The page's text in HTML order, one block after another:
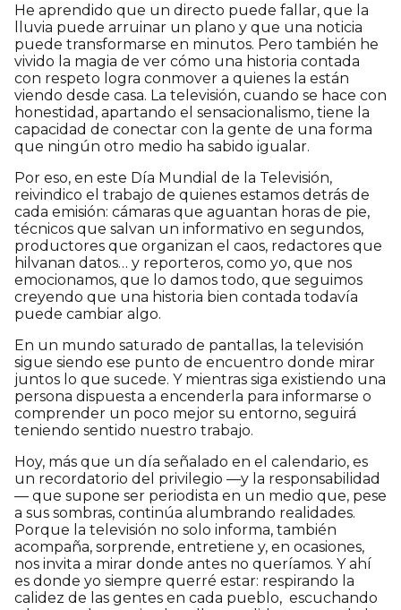
He aprendido que un directo puede fallar, que la
lluvia puede arruinar un plano y que una noticia
puede transformarse en minutos. Pero también he
vivido la magia de ver cómo una historia contada
con respeto logra conmover a quienes la están
viendo desde casa. La televisión, cuando se hace con
honestidad, apartando el sensacionalismo, tiene la
capacidad de conectar con la gente de una forma
que ningún otro medio ha sabido igualar.
Por eso, en este Día Mundial de la Televisión,
reivindico el trabajo de quienes estamos detrás de
cada emisión: cámaras que aguantan horas de pie,
técnicos que salvan un informativo en segundos,
productores que organizan el caos, redactores que
hilvanan datos… y reporteros, como yo, que nos
emocionamos, que lo damos todo, que seguimos
creyendo que una historia bien contada todavía
puede cambiar algo.
En un mundo saturado de pantallas, la televisión
sigue siendo ese punto de encuentro donde mirar
juntos lo que sucede. Y mientras siga existiendo una
persona dispuesta a encenderla para informarse o
comprender un poco mejor su entorno, seguirá
teniendo sentido nuestro trabajo.
Hoy, más que un día señalado en el calendario, es
un recordatorio del privilegio —y la responsabilidad
— que supone ser periodista en un medio que, pese
a sus sombras, continúa alumbrando realidades.
Porque la televisión no solo informa, también
acompaña, sorprende, entretiene y, en ocasiones,
nos invita a mirar donde antes no queríamos. Y ahí
es donde yo siempre querré estar: respirando la
calidez de las gentes en cada pueblo, escuchando